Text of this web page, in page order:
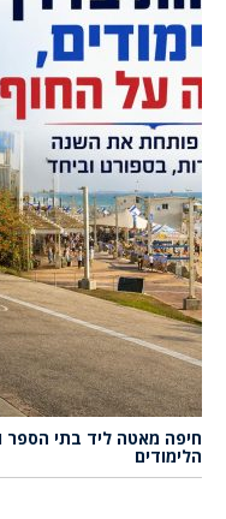
חיפה מאטה ליד בתי
הלימודים